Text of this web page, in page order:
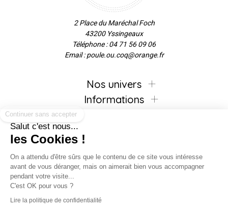
2 Place du Maréchal Foch
43200 Yssingeaux
Téléphone : 04 71 56 09 06
Email : poule.ou.coq@orange.fr
Nos univers
Informations
Inscrivez-vous à la newsletter !
Salut c'est nous...
les Cookies !
On a attendu d'être sûrs que le contenu de ce site vous intéresse
avant de vous déranger, mais on aimerait bien vous accompagner
pendant votre visite...
C'est OK pour vous ?
Lire la politique de confidentialité